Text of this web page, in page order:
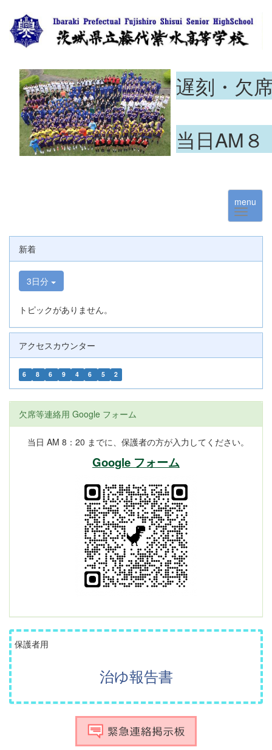
遅刻・欠
当日AM
menu
新着
3日分
トピックがありません。
アクセスカウンター
6 8 6 9 4 6 5 2
欠席等連絡用 Google フォーム
当日 AM 8：20 までに、保護者の方が入力してください。
Google フォーム
保護者用
治ゆ報告書